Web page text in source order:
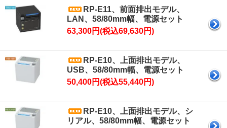
RP-E11、前面排出モデル、
LAN、58/80mm幅、電源セット
63,300円(税込69,630円)
RP-E10、上面排出モデル、
USB、58/80mm幅、電源セット
50,400円(税込55,440円)
RP-E10、上面排出モデル、シ
リアル、58/80mm幅、電源セット